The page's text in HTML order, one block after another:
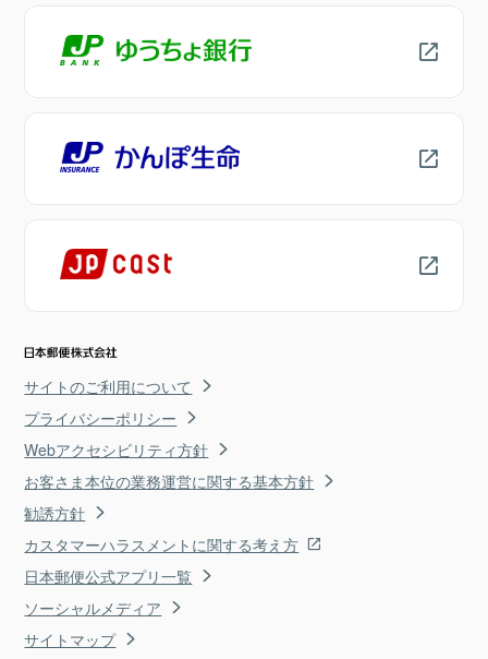
サイトのご利用について
プライバシーポリシー
Webアクセシビリティ方針
お客さま本位の業務運営に関する基本方針
勧誘方針
カスタマーハラスメントに関する考え方
日本郵便公式アプリ一覧
ソーシャルメディア
サイトマップ